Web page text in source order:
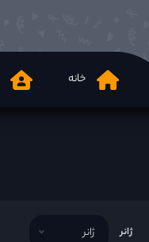
خانه
ژانر ژانر